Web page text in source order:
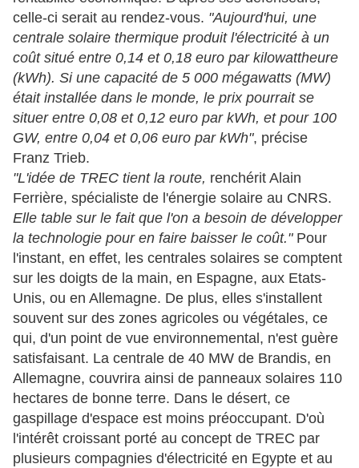
celle-ci serait au rendez-vous. "Aujourd'hui, une
centrale solaire thermique produit l'électricité à un
coût situé entre 0,14 et 0,18 euro par kilowattheure
(kWh). Si une capacité de 5 000 mégawatts (MW)
était installée dans le monde, le prix pourrait se
situer entre 0,08 et 0,12 euro par kWh, et pour 100
GW, entre 0,04 et 0,06 euro par kWh", précise
Franz Trieb.
"L'idée de TREC tient la route, renchérit Alain
Ferrière, spécialiste de l'énergie solaire au CNRS.
Elle table sur le fait que l'on a besoin de développer
la technologie pour en faire baisser le coût."Pour
l'instant, en effet, les centrales solaires se comptent
sur les doigts de la main, en Espagne, aux Etats-
Unis, ou en Allemagne. De plus, elles s'installent
souvent sur des zones agricoles ou végétales, ce
qui, d'un point de vue environnemental, n'est guère
satisfaisant. La centrale de 40 MW de Brandis, en
Allemagne, couvrira ainsi de panneaux solaires 110
hectares de bonne terre. Dans le désert, ce
gaspillage d'espace est moins préoccupant. D'où
l'intérêt croissant porté au concept de TREC par
plusieurs compagnies d'électricité en Egypte et au